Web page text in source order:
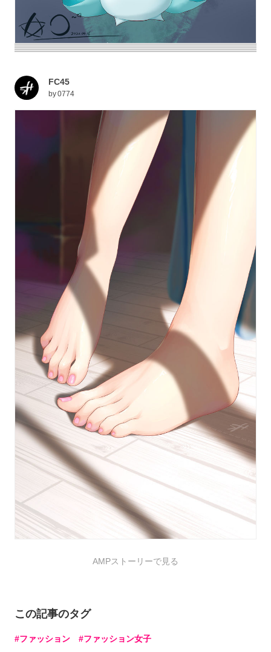
FC45
by0774
AMPストーリーで見る
この記事のタグ
ファッション ファッション女子